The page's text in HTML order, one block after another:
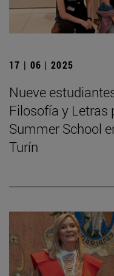
17 | 06 | 2025
Nueve
Filosofía y Letras
Summer School
Turín